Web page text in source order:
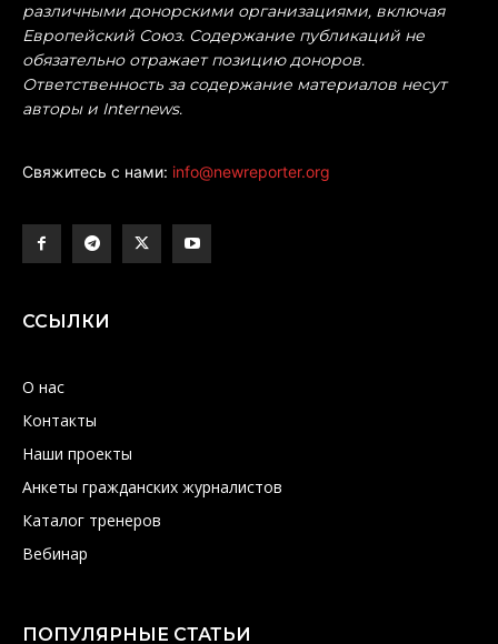
различными донорскими организациями, включая
Европейский Союз. Содержание публикаций не
обязательно отражает позицию доноров.
Ответственность за содержание материалов несут
авторы и Internews.
Свяжитесь с нами: info@newreporter.org
ССЫЛКИ
О нас
Контакты
Наши проекты
Анкеты гражданских журналистов
Каталог тренеров
Вебинар
ПОПУЛЯРНЫЕ СТАТЬИ